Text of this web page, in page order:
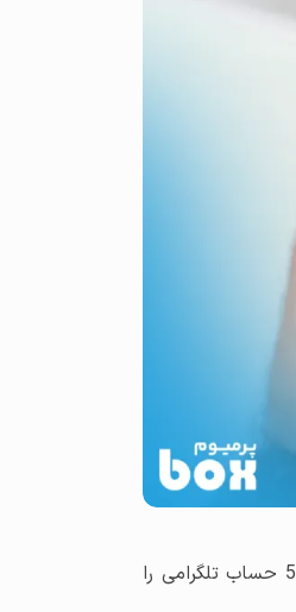
با استفاده از تلگرام اصلی ، شما می‌توانید تا 3 حساب تلگرام را به صورت رایگان مدیریت کنید. اما با ارتقا به اشتراک تلگرام پریمیوم، می‌توانید تا 5 حساب تلگرامی را